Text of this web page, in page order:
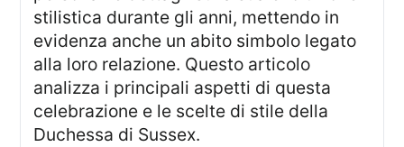
stilistica durante gli anni, mettendo in
evidenza anche un abito simbolo legato
alla loro relazione. Questo articolo
analizza i principali aspetti di questa
celebrazione e le scelte di stile della
Duchessa di Sussex.